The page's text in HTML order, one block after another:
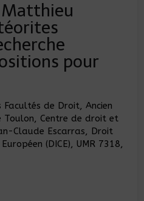
Matthieu
pour
Facultés de Droit, Ancien
Toulon, Centre de droit et
Claude Escarras, Droit
(DICE), UMR 7318,